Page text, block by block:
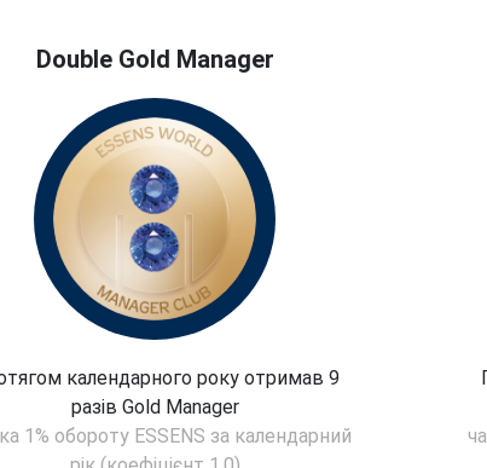
Double Gold Manager
календарного року отримав 9
разів Gold Manager
1% обороту ESSENS за календарний